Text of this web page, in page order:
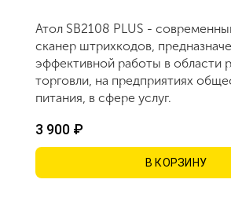
Атол SB2108 PLUS -
сканер штрихкодов,
эффективной работы в области
торговли, на предприятиях
питания, в сфере услуг.
3 900 ₽
В КОРЗИНУ